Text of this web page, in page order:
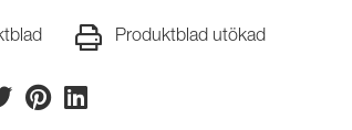
Produktblad utökad
PinterestLinkedin